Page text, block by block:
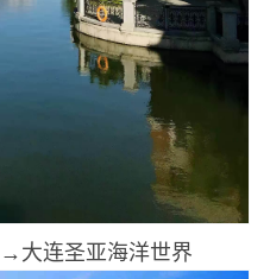
大连圣亚海洋世界